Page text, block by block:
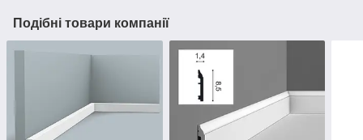
Подібні товари компанії